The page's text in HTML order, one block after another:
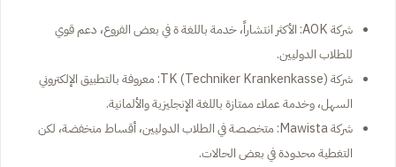
شركة AOK: الأكثر انتشاراً، خدمة باللغة ة في بعض الفروع، دعم قوي
للطلاب الدوليين.
شركة TK (Techniker Krankenkasse): معروفة بالتطبيق الإلكتروني
السهل، وخدمة عملاء ممتازة باللغة الإنجليزية والألمانية.
شركة Mawista: متخصصة في الطلاب الدوليين، أقساط منخفضة، لكن
التغطية محدودة في بعض الحالات.